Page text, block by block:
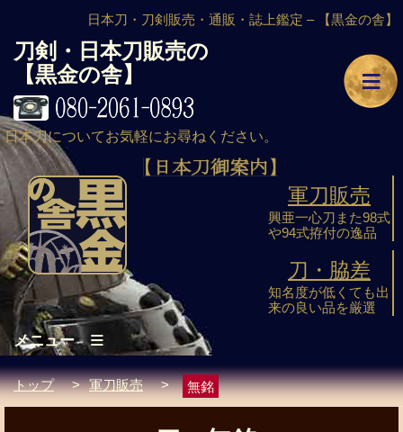
≡
日本刀・刀剣販売・通販・誌上鑑定 – 【黒金の舎】
刀剣・日本刀販売の
【黒金の舎】
日本刀についてお気軽にお尋ねください。
軍刀販売
興亜一心刀また98式
や94式拵付の逸品
刀・脇差
知名度が低くても出
来の良い品を厳選
メニュー≡
トップ > 軍刀販売 > 無銘